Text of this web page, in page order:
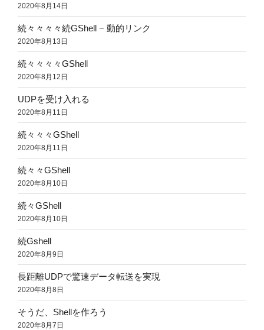
2020年8月14日
続々々々々続GShell − 動的リンク
2020年8月13日
続々々々々GShell
2020年8月12日
UDPを受け入れる
2020年8月11日
続々々々GShell
2020年8月11日
続々々GShell
2020年8月10日
続々GShell
2020年8月10日
続Gshell
2020年8月9日
長距離UDPで驚速データ転送を実現
2020年8月8日
そうだ、Shellを作ろう
2020年8月7日